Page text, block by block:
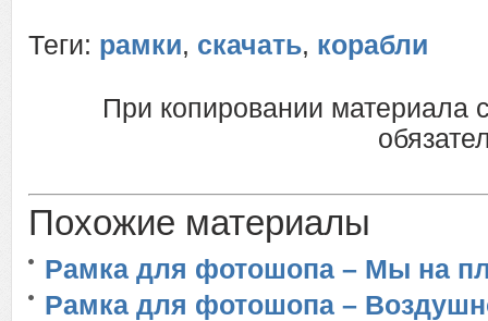
Теги: рамки, скачать, корабли
При копировании материала
Похожие материалы
Рамка для фотошопа – Мы на
Рамка для фотошопа –